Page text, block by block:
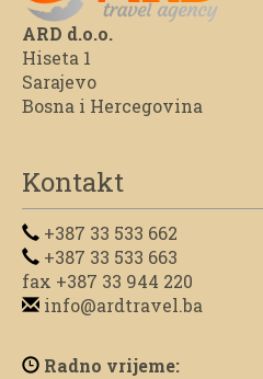
ARD d.o.o.
Hiseta 1
Sarajevo
Bosna i Hercegovina
Kontakt
+387 33 533 662
+387 33 533 663
fax +387 33 944 220
info@ardtravel.ba
Radno vrijeme: